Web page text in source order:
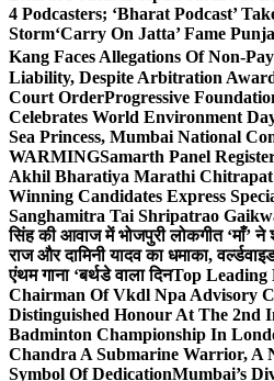
4 Podcasters; ‘Bharat Podcast’
Storm‘Carry On Jatta’ Fame
Kang Faces Allegations Of Non-
Liability, Despite Arbitration
Court OrderProgressive
Celebrates World Environment
Sea Princess, Mumbai National
WARMINGSamarth Panel
Akhil Bharatiya Marathi Chitrapat
Winning Candidates Express
Sanghamitra Tai Shripatrao
सिंह की आवाज में भोजपुरी लोकगीत ‘माँ’
राज और दामिनी यादव का धमाका,
एंथम गाना ‘बर्थडे वाला दिनTop Leading
Chairman Of Vkdl Npa Advisory
Distinguished Honour At The 2nd
Badminton Championship In
Chandra A Submarine Warrior, A
Symbol Of DedicationMumbai’s